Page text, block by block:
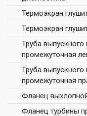
Термоэкран
Термоэкран
Труба выпускного
промежуточная
Труба выпускного
промежуточная
Фланец
Фланец турбины